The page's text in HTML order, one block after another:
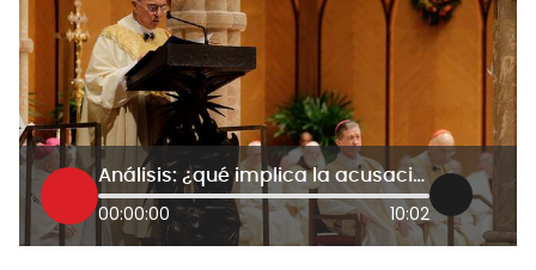
Análisis: ¿qué implica la acusación de herejía contra el arzobispo Carlo Maria Viganò?
00:00:00 10:02